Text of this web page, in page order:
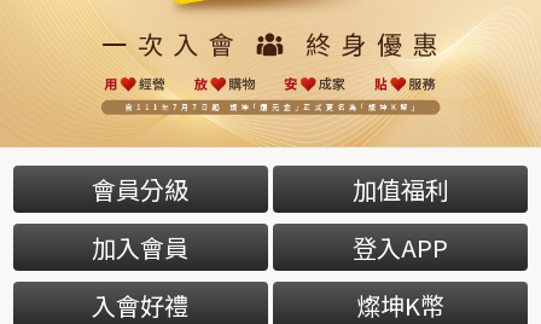
會員分級
加值福利
加入會員
登入APP
入會好禮
燦坤K幣